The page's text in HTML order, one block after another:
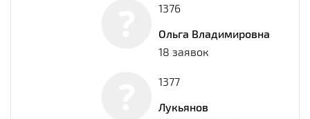
1376
Ольга Владимировна
18 заявок
1377
Лукьянов